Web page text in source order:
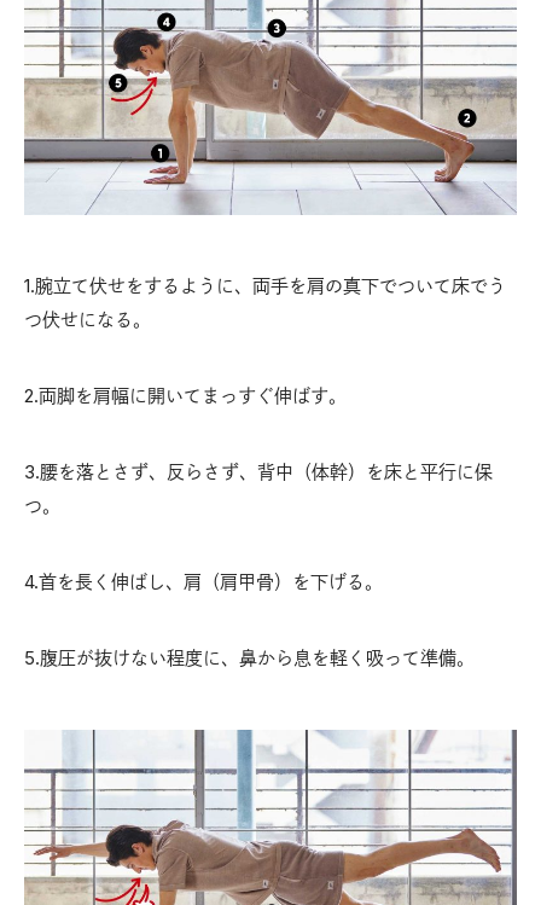
1.腕立て伏せをするように、両手を肩の真下でついて床でう
つ伏せになる。
2.両脚を肩幅に開いてまっすぐ伸ばす。
3.腰を落とさず、反らさず、背中（体幹）を床と平行に保
つ。
4.首を長く伸ばし、肩（肩甲骨）を下げる。
5.腹圧が抜けない程度に、鼻から息を軽く吸って準備。